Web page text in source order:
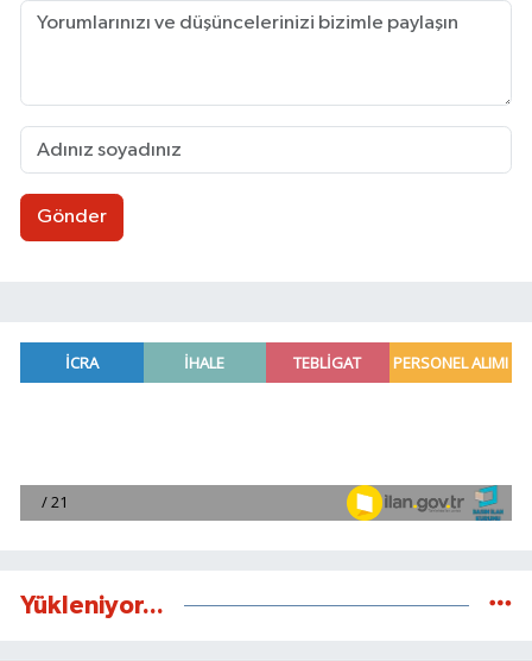
Gönder
Yükleniyor...